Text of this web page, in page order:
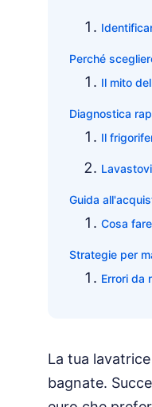
Perché
Il mito
Diagnostica
Il
Guida
Cosa
Strategie per
Errori da
La tua
bagnate.